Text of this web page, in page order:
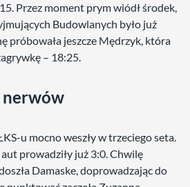
Przez moment prym wiódł środek,
Budowlanych było już
próbowała jeszcze Mędrzyk, która
– 18:25.
nerwów
u mocno weszły w trzeciego seta.
prowadziły już 3:0. Chwilę
Damaske, doprowadzając do